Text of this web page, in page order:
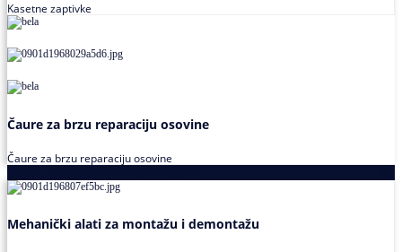
Kasetne zaptivke
Čaure za brzu reparaciju osovine
Čaure za brzu reparaciju osovine
Mehanički alati za montažu i demontažu